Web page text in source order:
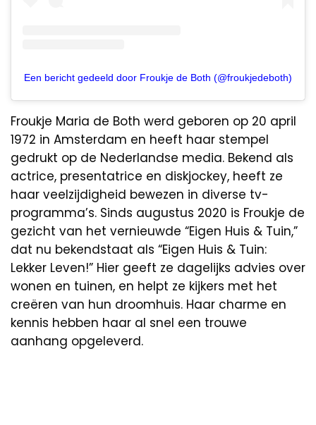
Een bericht gedeeld door Froukje de Both (@froukjedeboth)
Froukje Maria de Both werd geboren op 20 april
1972 in Amsterdam en heeft haar stempel
gedrukt op de Nederlandse media. Bekend als
actrice, presentatrice en diskjockey, heeft ze
haar veelzijdigheid bewezen in diverse tv-
programma’s. Sinds augustus 2020 is Froukje de
gezicht van het vernieuwde “Eigen Huis & Tuin,”
dat nu bekendstaat als “Eigen Huis & Tuin:
Lekker Leven!” Hier geeft ze dagelijks advies over
wonen en tuinen, en helpt ze kijkers met het
creëren van hun droomhuis. Haar charme en
kennis hebben haar al snel een trouwe
aanhang opgeleverd.